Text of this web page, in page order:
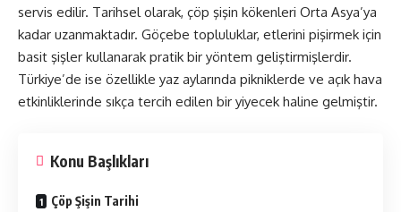
servis edilir. Tarihsel olarak, çöp şişin kökenleri Orta Asya’ya
kadar uzanmaktadır. Göçebe topluluklar, etlerini pişirmek için
basit şişler kullanarak pratik bir yöntem geliştirmişlerdir.
Türkiye’de ise özellikle yaz aylarında pikniklerde ve açık hava
etkinliklerinde sıkça tercih edilen bir yiyecek haline gelmiştir.
Konu Başlıkları
Çöp Şişin Tarihi